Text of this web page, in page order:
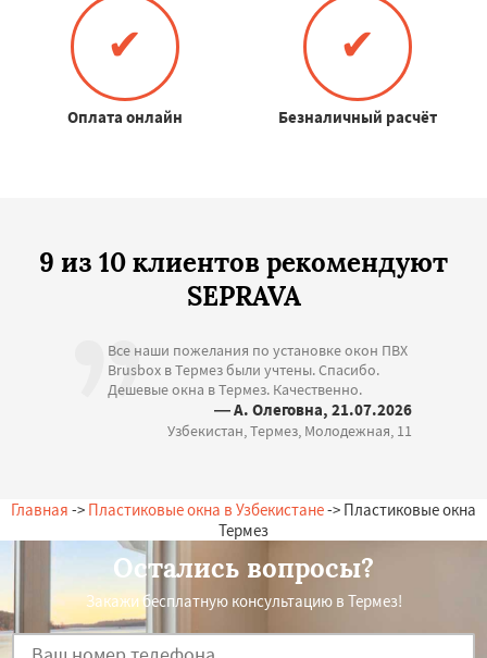
✔
Оплата онлайн
✔
Безналичный расчёт
9 из 10 клиентов рекомендуют
SEPRAVA
Все наши пожелания по установке окон ПВХ
Brusbox в Термез были учтены. Спасибо.
Дешевые окна в Термез. Качественно.
— А. Олеговна, 21.07.2026
Узбекистан, Термез, Молодежная, 11
Главная -> Пластиковые окна в Узбекистане-> Пластиковые окна
Термез
Остались вопросы?
Закажи бесплатную консультацию в Термез!